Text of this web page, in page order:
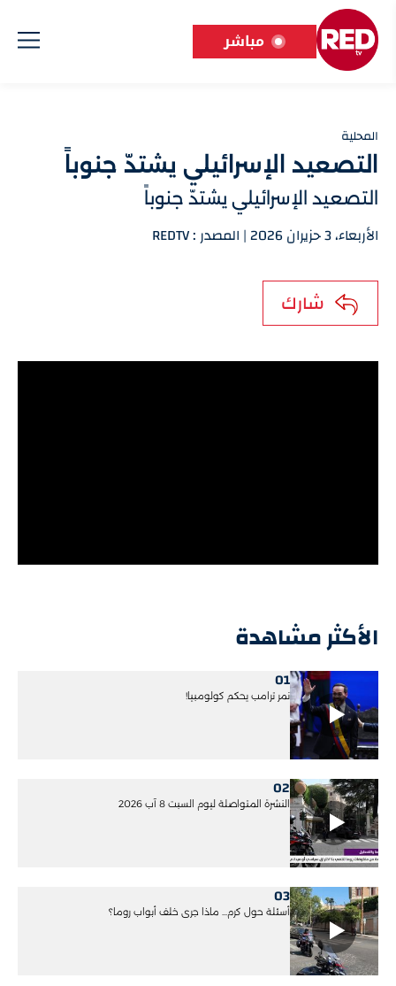
مباشر
المحلية
التصعيد الإسرائيلي يشتدّ جنوباً
التصعيد الإسرائيلي يشتدّ جنوباً
الأربعاء، 3 حزيران 2026 | المصدر : REDTV
شارك
الأكثر مشاهدة
01
نمر ترامب يحكم كولومبيا!
02
النشرة المتواصلة ليوم السبت 8 آب 2026
03
أسئلة حول كرم... ماذا جرى خلف أبواب روما؟